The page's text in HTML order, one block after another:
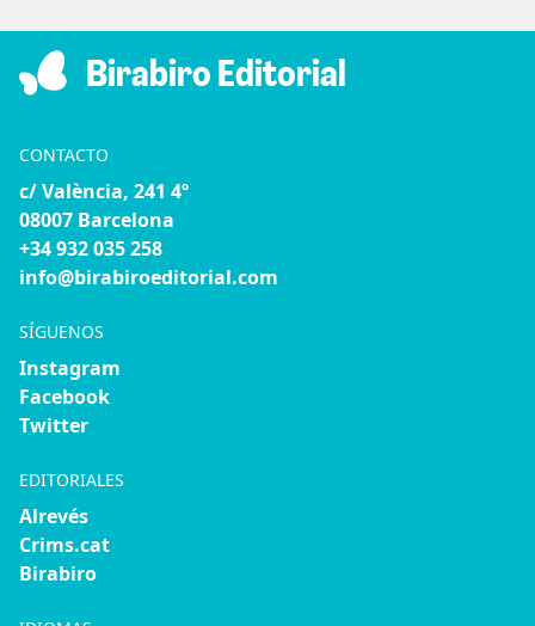
Birabiro Editorial
CONTACTO
c/ València, 241 4º
08007 Barcelona
+34 932 035 258
info@birabiroeditorial.com
SÍGUENOS
Instagram
Facebook
Twitter
EDITORIALES
Alrevés
Crims.cat
Birabiro